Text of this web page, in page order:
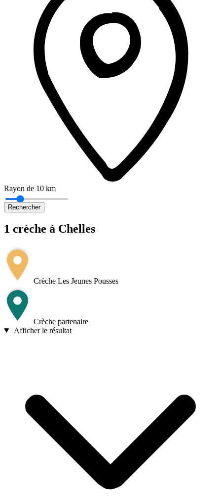
Rayon de 10 km
Rechercher
1 crèche à Chelles
+
−
Crèche Les Jeunes Pousses
Crèche partenaire
Afficher le résultat